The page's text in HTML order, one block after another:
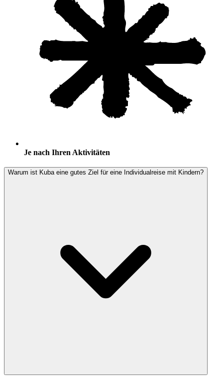
Je nach Ihren Aktivitäten
Warum ist Kuba eine gutes Ziel für eine Individualreise mit Kindern?